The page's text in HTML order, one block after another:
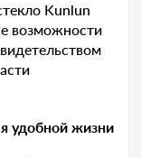
Kunlun
возможности
удобной жизни